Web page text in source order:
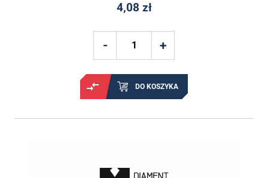
4,08 zł
DO KOSZYKA